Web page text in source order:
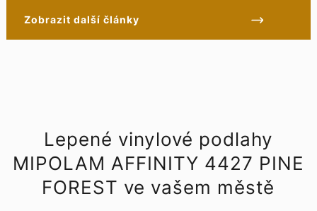
Zobrazit další články
Lepené vinylové podlahy
MIPOLAM AFFINITY 4427 PINE
FOREST ve vašem městě